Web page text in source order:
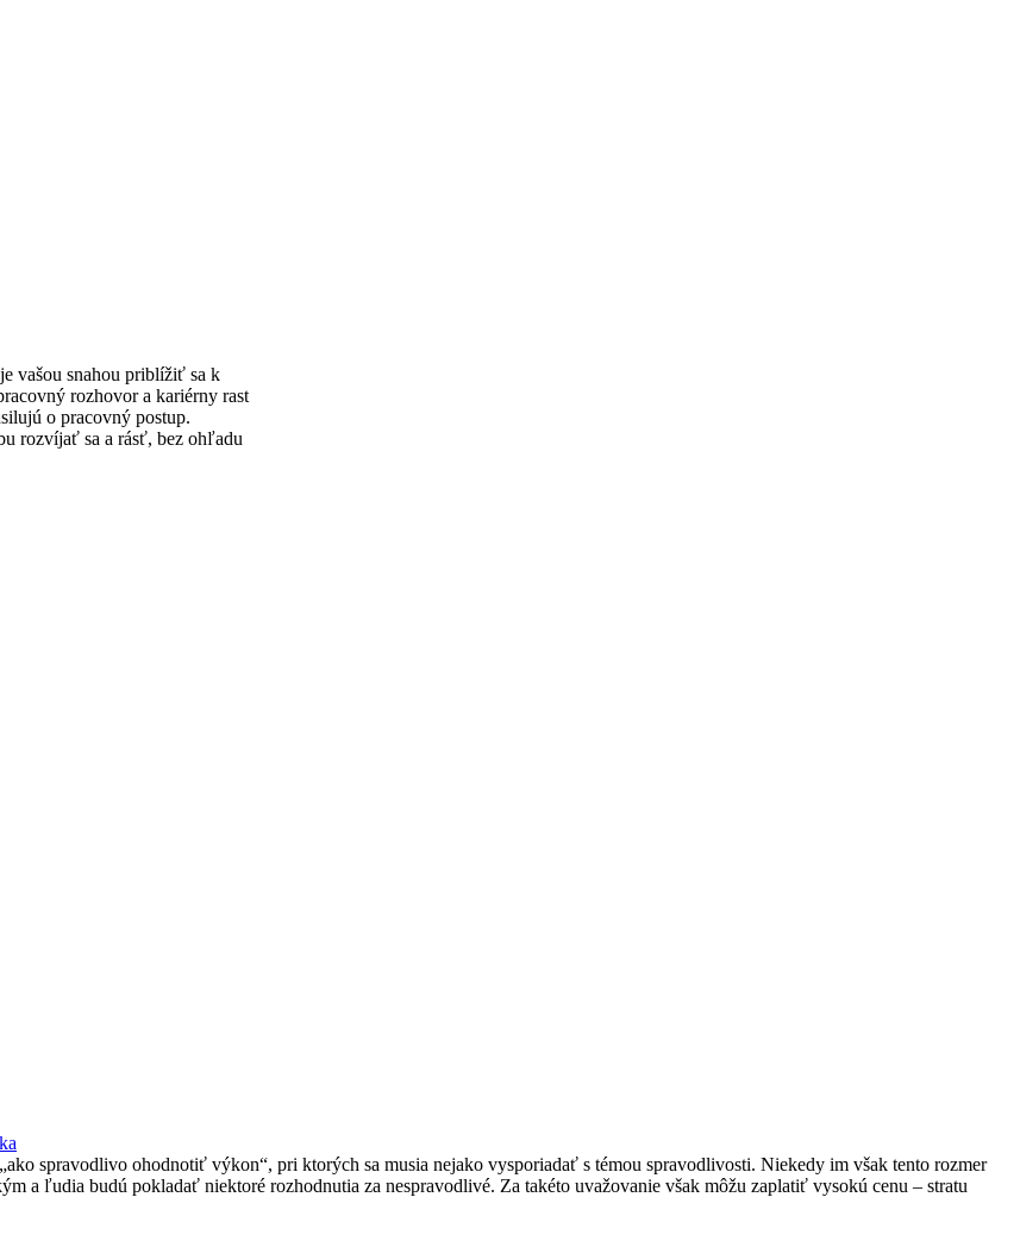
vašou snahou priblížiť sa k
rozhovor a kariérny rast
o pracovný postup.
rozvíjať sa a rásť, bez ohľadu
spravodlivo ohodnotiť výkon“, pri ktorých sa musia nejako vysporiadať s témou spravodlivosti. Niekedy im však tento rozmer
a ľudia budú pokladať niektoré rozhodnutia za nespravodlivé. Za takéto uvažovanie však môžu zaplatiť vysokú cenu – stratu